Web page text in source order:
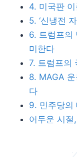
4. 미국판
5. ‘신냉전
6. 트럼프의
미한다
7. 트럼프의
8. MAGA 운
다
9. 민주당의
어두운 시